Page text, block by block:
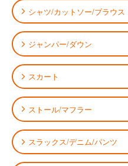
シャツ/カットソー/ブラウス
ジャンパー/ダウン
スカート
ストール/マフラー
スラックス/デニム/パンツ